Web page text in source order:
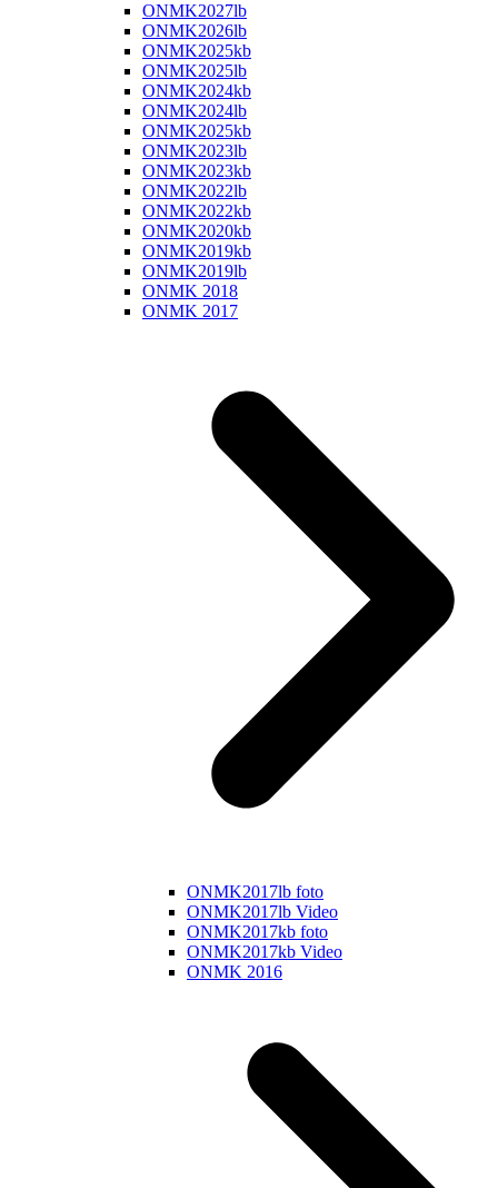
ONMK2027lb
ONMK2026lb
ONMK2025kb
ONMK2025lb
ONMK2024kb
ONMK2024lb
ONMK2025kb
ONMK2023lb
ONMK2023kb
ONMK2022lb
ONMK2022kb
ONMK2020kb
ONMK2019kb
ONMK2019lb
ONMK 2018
ONMK 2017
ONMK2017lb foto
ONMK2017lb Video
ONMK2017kb foto
ONMK2017kb Video
ONMK 2016